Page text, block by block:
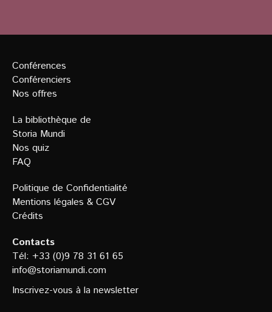
Conférences
Conférenciers
Nos offres
La bibliothèque de
Storia Mundi
Nos quiz
FAQ
Politique de Confidentialité
Mentions légales & CGV
Crédits
Contacts
Tél: +33 (0)9 78 31 61 65
info@storiamundi.com
Inscrivez-vous à la newsletter